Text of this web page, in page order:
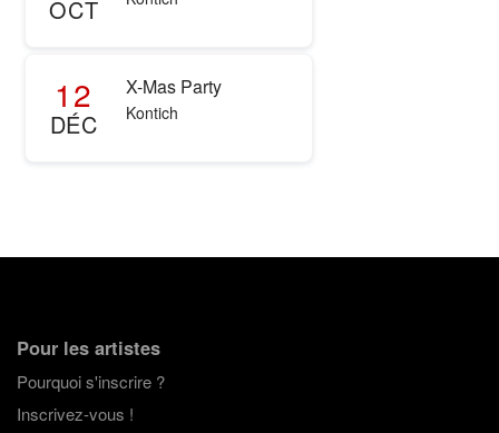
OCT
12
DÉC
X-Mas Party
Kontich
Pour les artistes
Pourquoi s'inscrire ?
Inscrivez-vous !